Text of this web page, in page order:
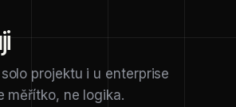
projektu i u enterprise
měřítko, ne logika.